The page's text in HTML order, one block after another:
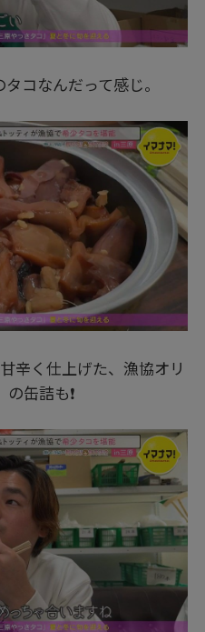
コなんだって感じ。
辛く仕上げた、漁協オリ
の缶詰も❗